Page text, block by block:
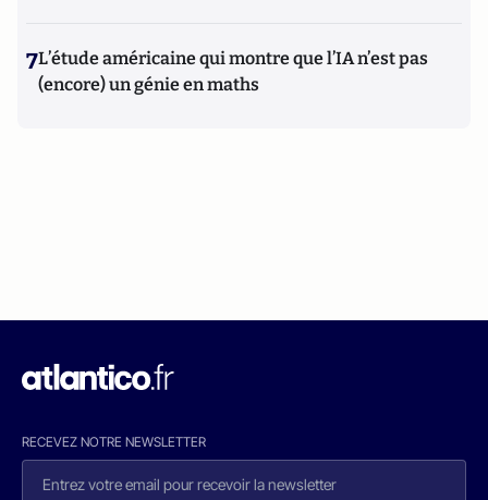
7L’étude américaine qui montre que l’IA n’est pas
(encore) un génie en maths
RECEVEZ NOTRE NEWSLETTER